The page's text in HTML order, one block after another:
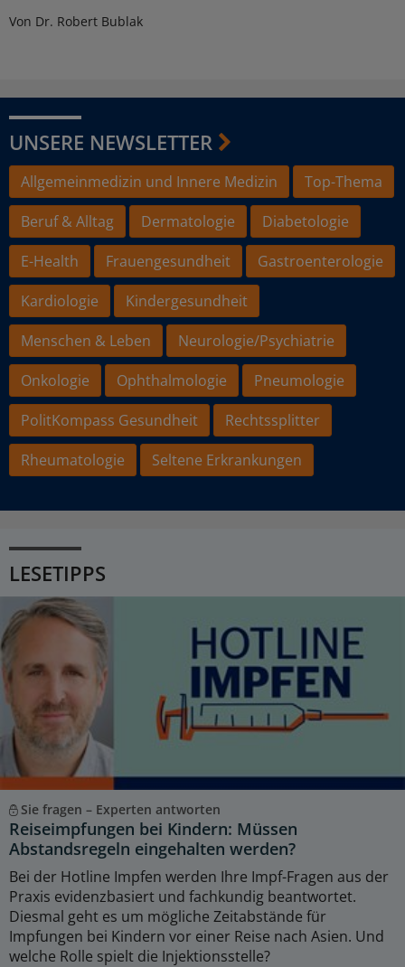
Von Dr. Robert Bublak
UNSERE NEWSLETTER
Allgemeinmedizin und Innere Medizin
Top-Thema
Beruf & Alltag
Dermatologie
Diabetologie
E-Health
Frauengesundheit
Gastroenterologie
Kardiologie
Kindergesundheit
Menschen & Leben
Neurologie/Psychiatrie
Onkologie
Ophthalmologie
Pneumologie
PolitKompass Gesundheit
Rechtssplitter
Rheumatologie
Seltene Erkrankungen
LESETIPPS
Sie fragen – Experten antworten
Reiseimpfungen bei Kindern: Müssen
Abstandsregeln eingehalten werden?
Bei der Hotline Impfen werden Ihre Impf-Fragen aus der
Praxis evidenzbasiert und fachkundig beantwortet.
Diesmal geht es um mögliche Zeitabstände für
Impfungen bei Kindern vor einer Reise nach Asien. Und
welche Rolle spielt die Injektionsstelle?